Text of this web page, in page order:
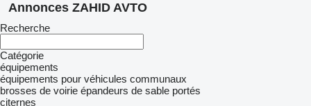
Annonces ZAHID AVTO
Recherche
Catégorie
équipements
équipements pour véhicules communaux
brosses de voirie épandeurs de sable portés
citernes